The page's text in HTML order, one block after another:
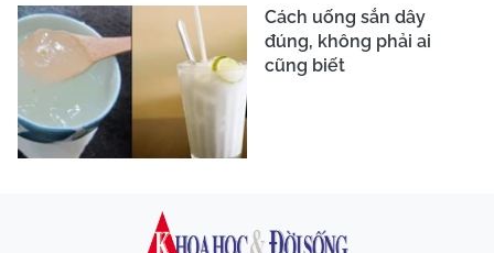
Cách uống sắn dây
đúng, không phải ai
cũng biết